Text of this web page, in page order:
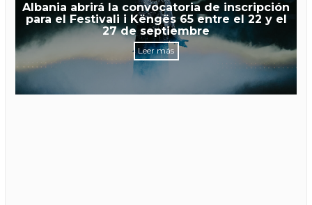
Albania abrirá la convocatoria de inscripción
para el Festivali i Këngës 65 entre el 22 y el
27 de septiembre
Leer más